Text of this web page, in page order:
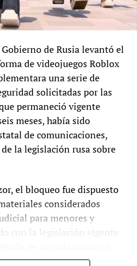
una posición más
que el gobernante Partido
ello no implica que sus
respaldo a una anexión
el sistema político de la
entre ambas
principalmente dentro
muestran que la amplia
su preferencia por
entre Taiwán y China
reflejan un reducido
bajo las condiciones
ampliamente
de Rusia levantó el
de videojuegos Roblox
una serie de
solicitadas por las
permaneció vigente
meses, había sido
de comunicaciones,
la legislación rusa sobre
el bloqueo fue dispuesto
considerados
para menores y
con la legislación vigente
autoridades sostuvieron